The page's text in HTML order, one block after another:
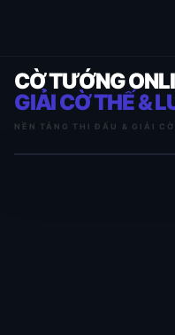
CỜ TƯỚNG
GIẢI CỜ THẾ &
NỀN TẢNG THI ĐẤU & GIẢI